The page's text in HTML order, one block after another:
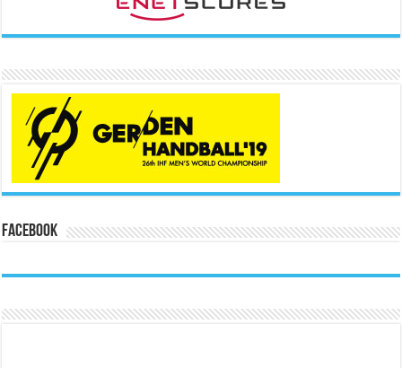
Facebook